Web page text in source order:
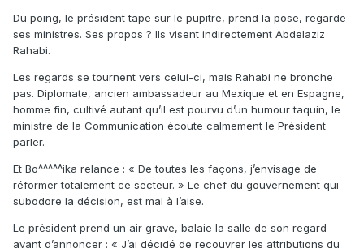
Du poing, le président tape sur le pupitre, prend la pose, regarde
ses ministres. Ses propos ? Ils visent indirectement Abdelaziz
Rahabi.
Les regards se tournent vers celui-ci, mais Rahabi ne bronche
pas. Diplomate, ancien ambassadeur au Mexique et en Espagne,
homme fin, cultivé autant qu’il est pourvu d’un humour taquin, le
ministre de la Communication écoute calmement le Président
parler.
Et Bo^^^^^ika relance : « De toutes les façons, j’envisage de
réformer totalement ce secteur. » Le chef du gouvernement qui
subodore la décision, est mal à l’aise.
Le président prend un air grave, balaie la salle de son regard
avant d’annoncer : « J’ai décidé de recouvrer les attributions du